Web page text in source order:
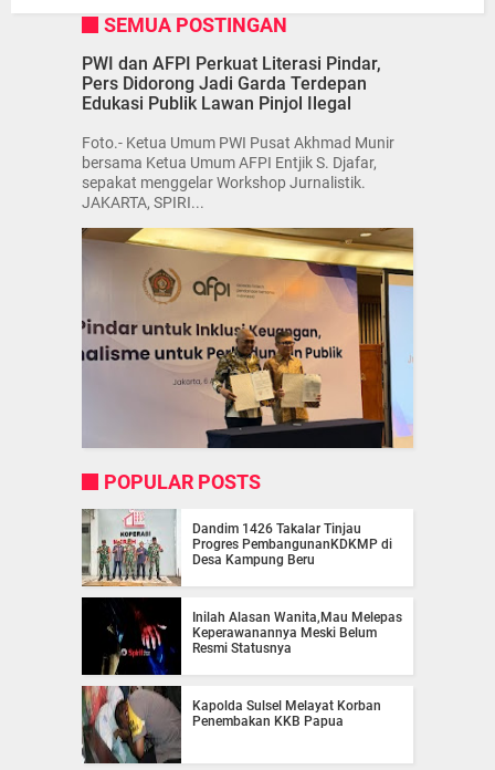
SEMUA POSTINGAN
PWI dan AFPI Perkuat Literasi Pindar,
Pers Didorong Jadi Garda Terdepan
Edukasi Publik Lawan Pinjol Ilegal
Foto.- Ketua Umum PWI Pusat Akhmad Munir
bersama Ketua Umum AFPI Entjik S. Djafar,
sepakat menggelar Workshop Jurnalistik.
JAKARTA, SPIRI...
POPULAR POSTS
Dandim 1426 Takalar Tinjau
Progres PembangunanKDKMP di
Desa Kampung Beru
Inilah Alasan Wanita,Mau Melepas
Keperawanannya Meski Belum
Resmi Statusnya
Kapolda Sulsel Melayat Korban
Penembakan KKB Papua